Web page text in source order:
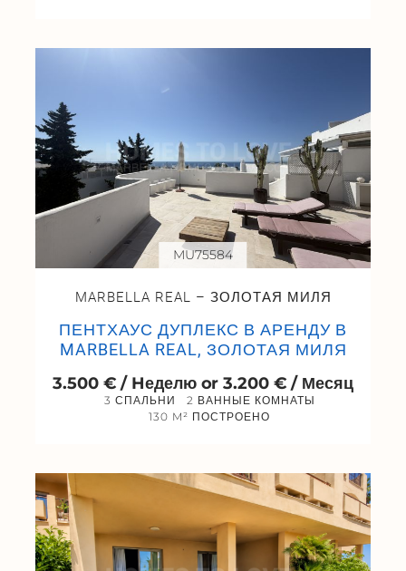
MARBELLA REAL – ЗОЛОТАЯ МИЛЯ
ПЕНТХАУС ДУПЛЕКС В АРЕНДУ В
MARBELLA REAL, ЗОЛОТАЯ МИЛЯ
3.500 € / Hеделю or 3.200 € / Месяц
3 СПАЛЬНИ
2 ВАННЫЕ КОМНАТЫ
130 M² ПОСТРОЕНО
MU75584